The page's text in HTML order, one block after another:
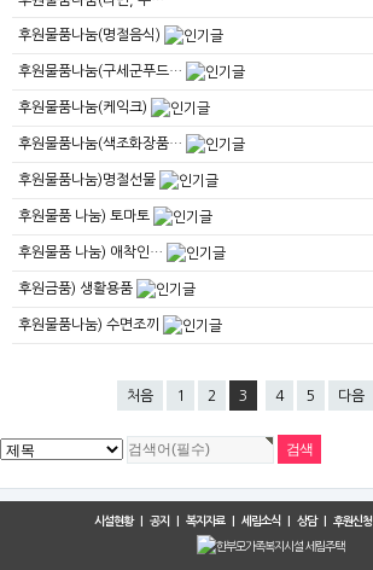
후원물품나눔(명절음식)
후원물품나눔(구세군푸드…
후원물품나눔(케익크)
후원물품나눔(색조화장품…
후원물품나눔)명절선물
후원물품 나눔) 토마토
후원물품 나눔) 애착인…
후원금품) 생활용품
후원물품나눔) 수면조끼
처음 1 2 3 4 5 다음
시설현황| 공지 복지자료| 세림소식 |상담|후원신청